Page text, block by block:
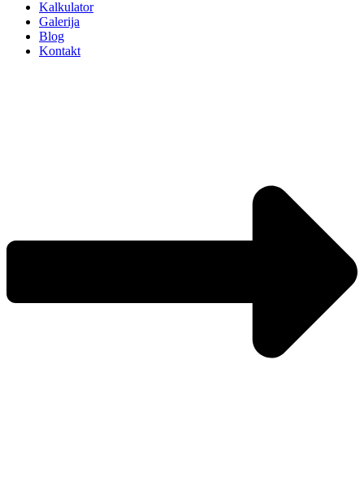
Kalkulator
Galerija
Blog
Kontakt